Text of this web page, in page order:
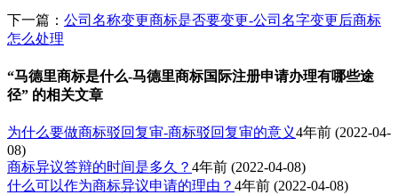
下一篇： 公司名称变更商标是否要变更-公司名字变更后商标
怎么处理
“马德里商标是什么-马德里商标国际注册申请办理有哪些途
径” 的相关文章
为什么要做商标驳回复审-商标驳回复审的意义4年前 (2022-04-
08)
商标异议答辩的时间是多久？ 4年前 (2022-04-08)
什么可以作为商标异议申请的理由？ 4年前 (2022-04-08)